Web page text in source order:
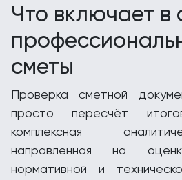
Что включает в
сметы
Проверка сметной
просто пересчёт
комплексная
направленная на
нормативной и